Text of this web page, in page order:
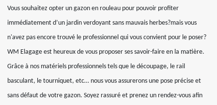
Vous souhaitez opter un gazon en rouleau pour pouvoir profiter
immédiatement d’un jardin verdoyant sans mauvais herbes?mais vous
n'avez pas encore trouvé le professionnel qui vous convient pour le poser?
WM Elagage est heureux de vous proposer ses savoir-faire en la matière.
Grâce à nos matériels professionnels tels que le découpage, le rail
basculant, le tourniquet, etc… nous vous assurerons une pose précise et
sans défaut de votre gazon. Soyez rassuré et prenez un rendez-vous afin